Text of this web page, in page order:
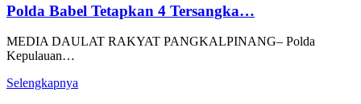
Polda Babel Tetapkan 4 Tersangka…
MEDIA DAULAT RAKYAT PANGKALPINANG– Polda
Kepulauan…
Selengkapnya